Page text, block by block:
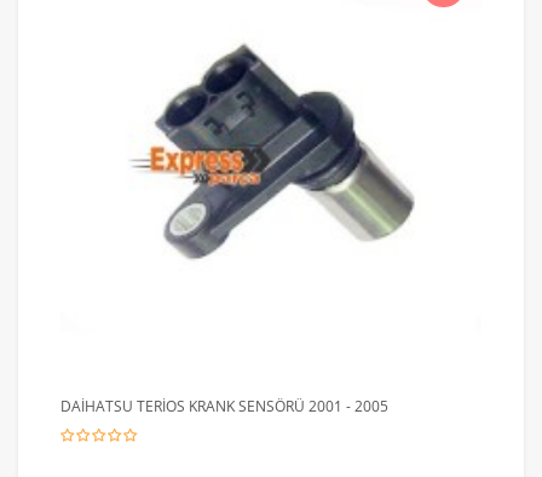
DAİHATSU TERİOS KRANK SENSÖRÜ 2001 - 2005